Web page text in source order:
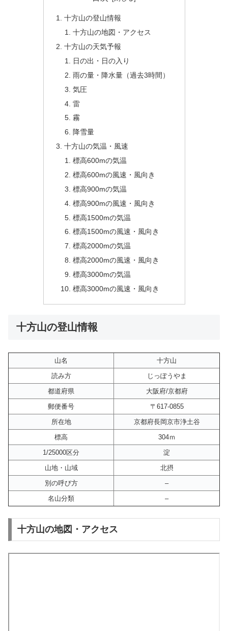
十方山の登山情報
十方山の地図・アクセス
十方山の天気予報
日の出・日の入り
雨の量・降水量（過去3時間）
気圧
雷
霧
降雪量
十方山の気温・風速
標高600mの気温
標高600mの風速・風向き
標高900mの気温
標高900mの風速・風向き
標高1500mの気温
標高1500mの風速・風向き
標高2000mの気温
標高2000mの風速・風向き
標高3000mの気温
標高3000mの風速・風向き
十方山の登山情報
山名
十方山
読み方
じっぽうやま
都道府県
大阪府/京都府
郵便番号
〒617-0855
所在地
京都府長岡京市浄土谷
標高
304ｍ
1/25000区分
淀
山地・山域
北摂
別の呼び方
–
名山分類
–
十方山の地図・アクセス